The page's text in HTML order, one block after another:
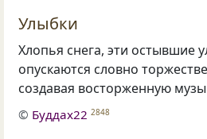
Улыбки
Хлопья снега, эти остывшие
опускаются словно
создавая восторженную
© Буддах22 2848